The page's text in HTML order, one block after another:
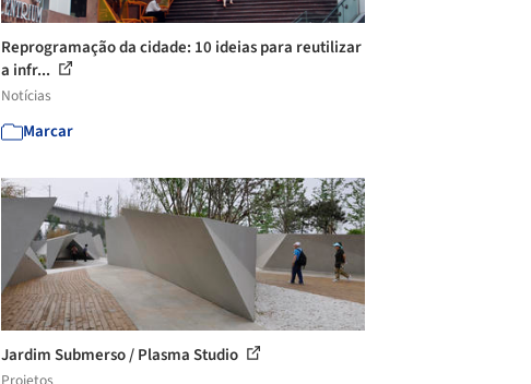
Reprogramação da cidade: 10 ideias para reutilizar
a infr...
Notícias
Marcar
Jardim Submerso / Plasma Studio